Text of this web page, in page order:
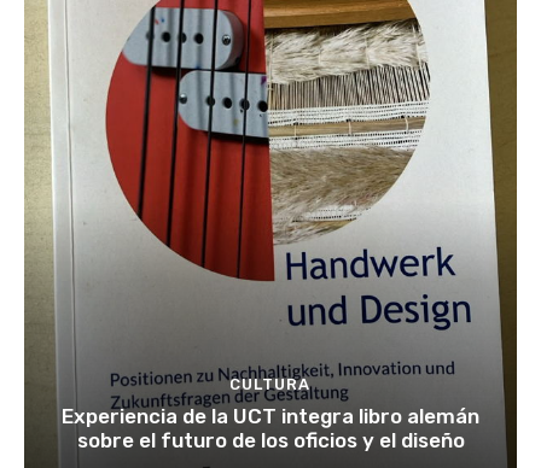
CULTURA
Experiencia de la UCT integra libro alemán
sobre el futuro de los oficios y el diseño